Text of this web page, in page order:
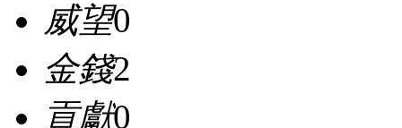
威望0
金錢2
貢獻0